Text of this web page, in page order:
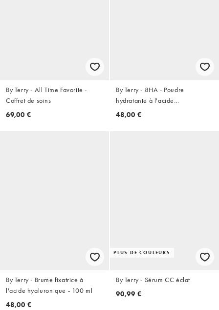
By Terry - All Time Favorite -
Coffret de soins
69,00 €
By Terry - 8HA - Poudre
hydratante à l'acide
hyaluronique
48,00 €
By Terry - Brume fixatrice à
l'acide hyaluronique - 100 ml
48,00 €
PLUS DE COULEURS
By Terry - Sérum CC éclat
90,99 €